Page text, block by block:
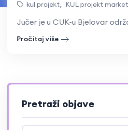
kul projekt, KUL projekt
Jučer je u CUK-u Bjelovar
Pročitaj više
Pretraži objave